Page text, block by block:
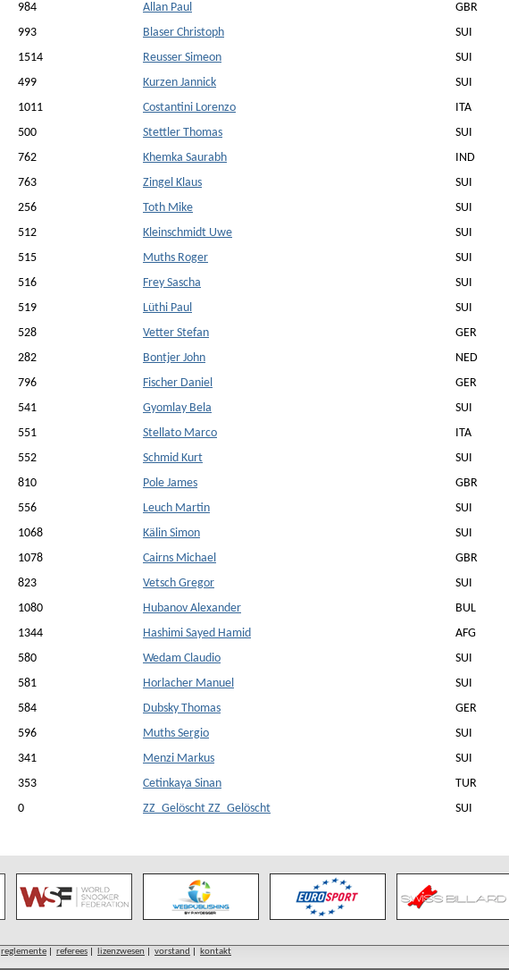
984
Allan Paul GBR
993
Blaser Christoph SUI
1514
Reusser Simeon SUI
499
Kurzen Jannick SUI
1011
Costantini Lorenzo ITA
500
Stettler Thomas SUI
762
Khemka Saurabh IND
763
Zingel Klaus SUI
256
Toth Mike SUI
512
Kleinschmidt Uwe SUI
515
Muths Roger SUI
516
Frey Sascha SUI
519
Lüthi Paul SUI
528
Vetter Stefan GER
282
Bontjer John NED
796
Fischer Daniel GER
541
Gyomlay Bela SUI
551
Stellato Marco ITA
552
Schmid Kurt SUI
810
Pole James GBR
556
Leuch Martin SUI
1068
Kälin Simon SUI
1078
Cairns Michael GBR
823
Vetsch Gregor SUI
1080
Hubanov Alexander BUL
1344
Hashimi Sayed Hamid AFG
580
Wedam Claudio SUI
581
Horlacher Manuel SUI
584
Dubsky Thomas GER
596
Muths Sergio SUI
341
Menzi Markus SUI
353
Cetinkaya Sinan TUR
0
ZZ_Gelöscht ZZ_Gelöscht SUI
reglemente referees lizenzwesen vorstand kontakt